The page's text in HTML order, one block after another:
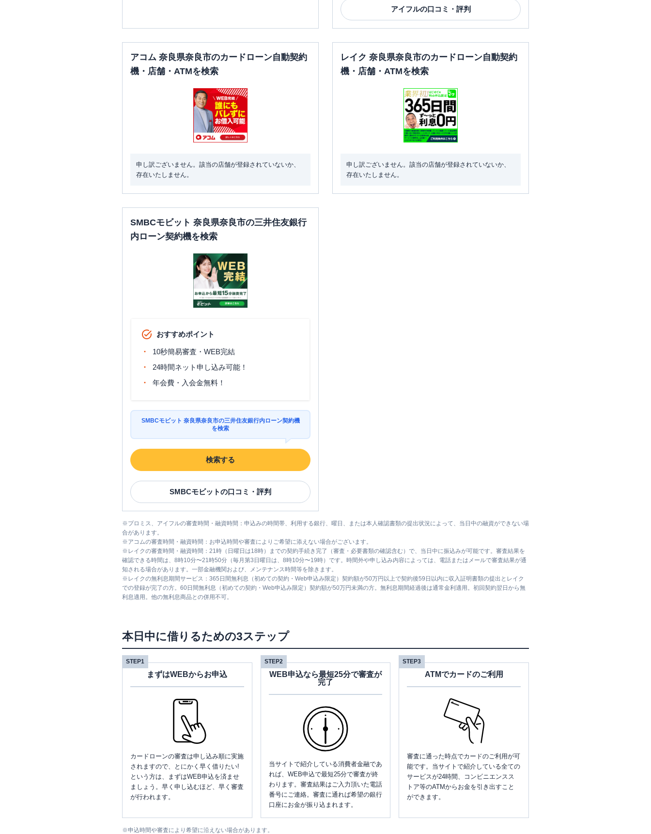
アイフルの口コミ・評判
アコム 奈良県奈良市のカードローン自動契約
機・店舗・ATMを検索
申し訳ございません。該当の店舗が登録されていないか、
存在いたしません。
レイク 奈良県奈良市のカードローン自動契約
機・店舗・ATMを検索
申し訳ございません。該当の店舗が登録されていないか、
存在いたしません。
SMBCモビット 奈良県奈良市の三井住友銀行
内ローン契約機を検索
おすすめポイント
10秒簡易審査・WEB完結
24時間ネット申し込み可能！
年会費・入会金無料！
SMBCモビット 奈良県奈良市の三井住友銀行内ローン契約機
を検索
検索する
SMBCモビットの口コミ・評判
※プロミス、アイフルの審査時間・融資時間：申込みの時間帯、利用する銀行、曜日、または本人確認書類の提出状況によって、当日中の融資ができない場
合があります。
※アコムの審査時間・融資時間：お申込時間や審査によりご希望に添えない場合がございます。
※ レイクの審査時間・融資時間：21時（日曜日は18時）までの契約手続き完了（審査・必要書類の確認含む）で、当日中に振込みが可能です。審査結果を
確認できる時間は、8時10分〜21時50分（毎月第3日曜日は、8時10分〜19時）です。時間外や申し込み内容によっては、電話またはメールで審査結果が通
知される場合があります。一部金融機関および、メンテナンス時間等を除きます。
※ レイクの無利息期間サービス：365日間無利息（初めての契約・Web申込み限定）契約額が50万円以上で契約後59日以内に収入証明書類の提出とレイク
での登録が完了の方。60日間無利息（初めての契約・Web申込み限定）契約額が50万円未満の方。無利息期間経過後は通常金利適用。初回契約翌日から無
利息適用。他の無利息商品との併用不可。
本日中に借りるための3ステップ
STEP1
まずはWEBからお申込
カードローンの審査は申し込み順に実施
されますので、とにかく早く借りたい!
という方は、まずはWEB申込を済ませ
ましょう。早く申し込むほど、早く審査
が行われます。
STEP2
WEB申込なら最短25分で審査が
完了
当サイトで紹介している消費者金融であ
れば、WEB申込で最短25分で審査が終
わります。審査結果はご入力頂いた電話
番号にご連絡。審査に通れば希望の銀行
口座にお金が振り込まれます。
STEP3
ATMでカードのご利用
審査に通った時点でカードのご利用が可
能です。当サイトで紹介している全ての
サービスが24時間、コンビニエンスス
トア等のATMからお金を引き出すこと
ができます。
※申込時間や審査により希望に沿えない場合があります。